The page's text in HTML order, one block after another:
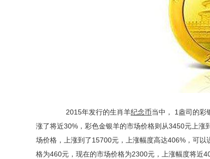
2015年发行的生肖羊纪念币当中， 1盎司的彩
涨了将近30%，彩色金银羊的市场价格则从3450元上
场价格，上涨到了15700元，上涨幅度高达406%，可
格为460元，现在的市场价格为2300元，上涨幅度将近